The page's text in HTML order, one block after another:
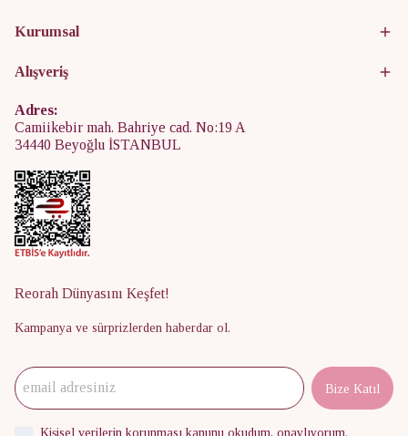
Kurumsal
Alışveriş
Adres:
Camiikebir mah. Bahriye cad. No:19 A
34440 Beyoğlu İSTANBUL
Reorah Dünyasını Keşfet!
Kampanya ve sürprizlerden haberdar ol.
Bize Katıl
Kişisel verilerin korunması kanunu okudum, onaylıyorum.